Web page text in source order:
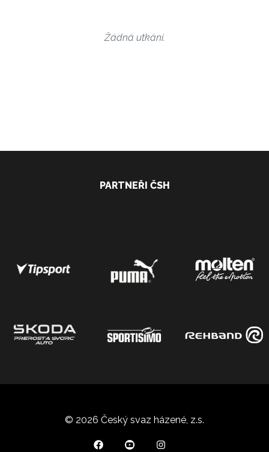
Žádná utkání.
PARTNEŘI ČSH
© 2026 Český svaz házené, z.s.